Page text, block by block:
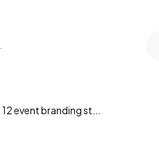
12 event branding st...